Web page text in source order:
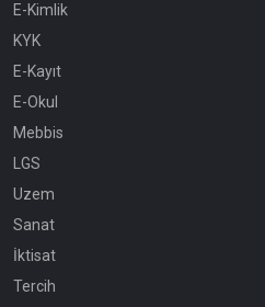
E-Kimlik
KYK
E-Kayıt
E-Okul
Mebbis
LGS
Uzem
Sanat
İktisat
Tercih